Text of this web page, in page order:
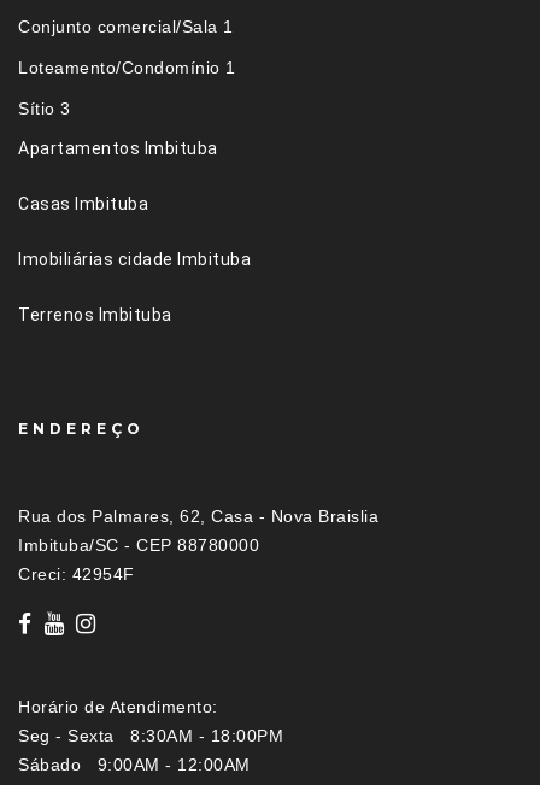
Conjunto comercial/Sala 1
Loteamento/Condomínio 1
Sítio 3
Apartamentos Imbituba
Casas Imbituba
Imobiliárias cidade Imbituba
Terrenos Imbituba
ENDEREÇO
Rua dos Palmares, 62, Casa - Nova Braislia
Imbituba/SC - CEP 88780000
Creci: 42954F
Horário de Atendimento:
Seg - Sexta 8:30AM - 18:00PM
Sábado 9:00AM - 12:00AM